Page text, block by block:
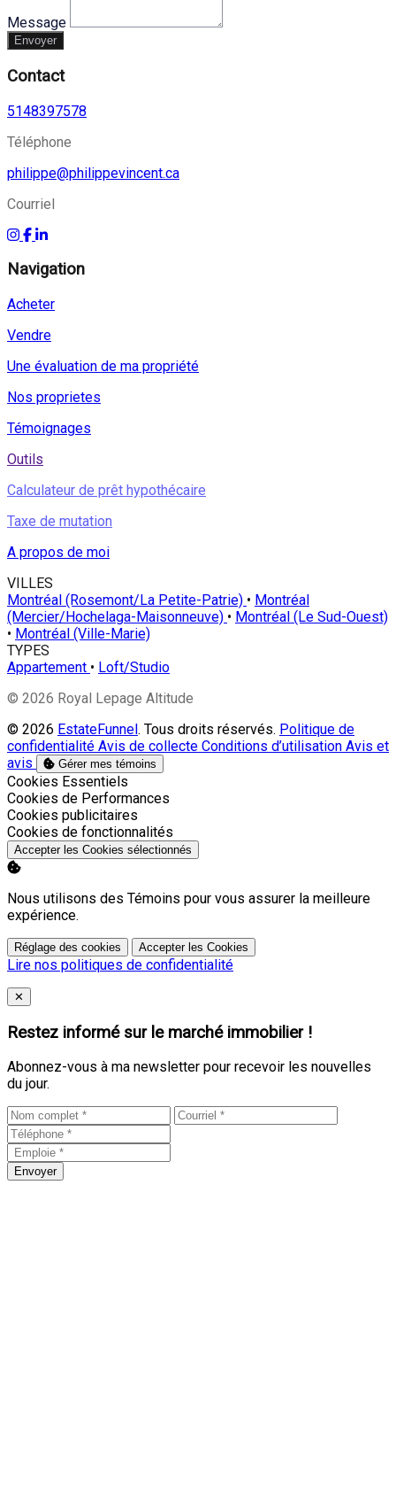
Message
Envoyer
Contact
5148397578
Téléphone
philippe@philippevincent.ca
Courriel
Navigation
Acheter
Vendre
Une évaluation de ma propriété
Nos proprietes
Témoignages
Outils
Calculateur de prêt hypothécaire
Taxe de mutation
A propos de moi
VILLES
Montréal (Rosemont/La Petite-Patrie) • Montréal
(Mercier/Hochelaga-Maisonneuve) • Montréal (Le Sud-Ouest)
• Montréal (Ville-Marie)
TYPES
Appartement • Loft/Studio
© 2026 Royal Lepage Altitude
© 2026 EstateFunnel. Tous droits réservés. Politique de
confidentialité Avis de collecte Conditions d’utilisation Avis et
avis
Gérer mes témoins
Activer
Cookies Essentiels
Activer
Cookies de Performances
Activer
Cookies publicitaires
Activer
Cookies de fonctionnalités
Accepter les Cookies sélectionnés
Nous utilisons des Témoins pour vous assurer la meilleure
expérience.
Réglage des cookies Accepter les Cookies
Lire nos politiques de confidentialité
Close
✕
Restez informé sur le marché immobilier !
Abonnez-vous à ma newsletter pour recevoir les nouvelles
du jour.
Envoyer